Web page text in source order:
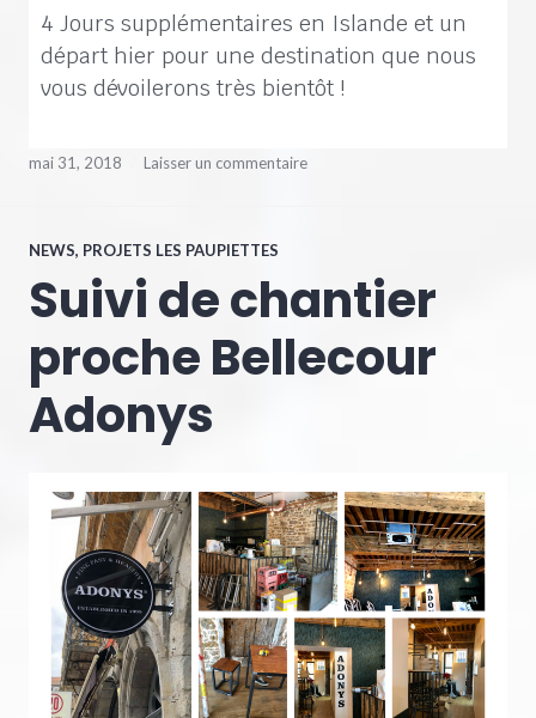
4 Jours supplémentaires en Islande et un
départ hier pour une destination que nous
vous dévoilerons très bientôt !
mai 31, 2018 Laisser un commentaire
NEWS, PROJETS LES PAUPIETTES
Suivi de chantier
proche Bellecour
Adonys